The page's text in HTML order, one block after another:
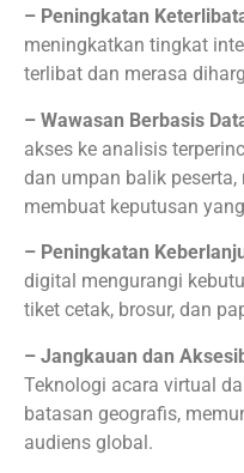
– Peningkatan
meningkatkan tingkat
terlibat dan merasa
– Wawasan Berbasis
akses ke analisis
dan umpan balik
membuat keputusan
– Peningkatan
digital mengurangi
tiket cetak, brosur, dan
– Jangkauan dan
Teknologi acara virtual
batasan geografis,
audiens global.